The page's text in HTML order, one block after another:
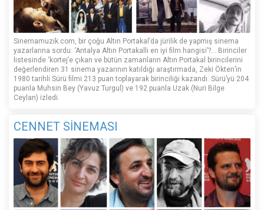
Sinemamuzik.com, bir çoğu Altın Portakal’da jürilik de yapmış sinema
yazarlarına sordu: ‘Antalya Altın Portakallı en iyi film hangisi’?... Birinciler
listesinde ‘kortej’e çıkan ve bütün zamanların Altın Portakal birincilerini
değerlendiren 31 sinema yazarının katıldığı araştırmada, Zeki Ökten’in
1980 tarihli Sürü filmi 213 puan toplayarak birinciliği kazandı. Sürü’yü 204
puanla Muhsin Bey (Yavuz Turgul) ve 192 puanla Uzak (Nuri Bilge
Ceylan) izledi.
CENNET SİNEMASI